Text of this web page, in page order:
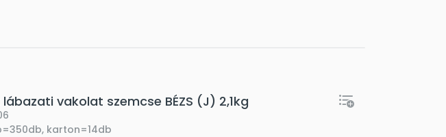
vakolat szemcse BÉZS (J) 2,1kg
karton=14db